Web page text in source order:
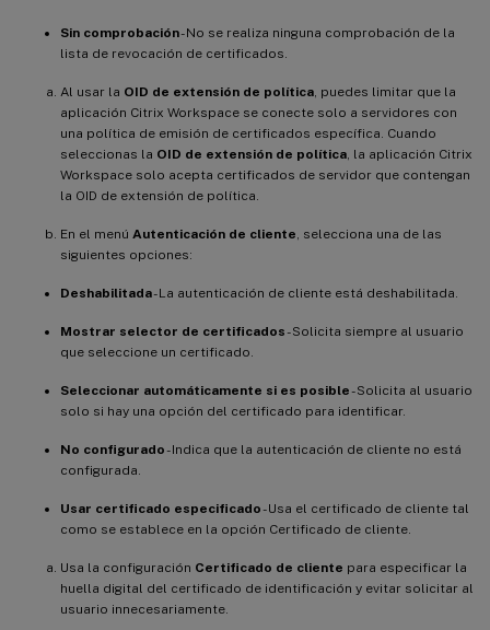
Sin comprobación- No se realiza ninguna comprobación de la
lista de revocación de certificados.
Al usar la OID de extensión de política, puedes limitar que la
aplicación Citrix Workspace se conecte solo a servidores con
una política de emisión de certificados específica. Cuando
seleccionas la OID de extensión de política, la aplicación Citrix
Workspace solo acepta certificados de servidor que contengan
la OID de extensión de política.
En el menú Autenticación de cliente, selecciona una de las
siguientes opciones:
Deshabilitada- La autenticación de cliente está deshabilitada.
Mostrar selector de certificados- Solicita siempre al usuario
que seleccione un certificado.
Seleccionar automáticamente si es posible- Solicita al usuario
solo si hay una opción del certificado para identificar.
No configurado- Indica que la autenticación de cliente no está
configurada.
Usar certificado especificado- Usa el certificado de cliente tal
como se establece en la opción Certificado de cliente.
Usa la configuración Certificado de cliente para especificar la
huella digital del certificado de identificación y evitar solicitar al
usuario innecesariamente.